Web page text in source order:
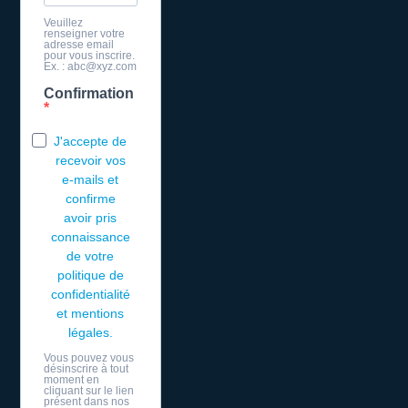
Veuillez
renseigner votre
adresse email
pour vous inscrire.
Ex. : abc@xyz.com
Confirmation
J'accepte de
recevoir vos
e-mails et
confirme
avoir pris
connaissance
de votre
politique de
confidentialité
et mentions
légales.
Vous pouvez vous
désinscrire à tout
moment en
cliquant sur le lien
présent dans nos